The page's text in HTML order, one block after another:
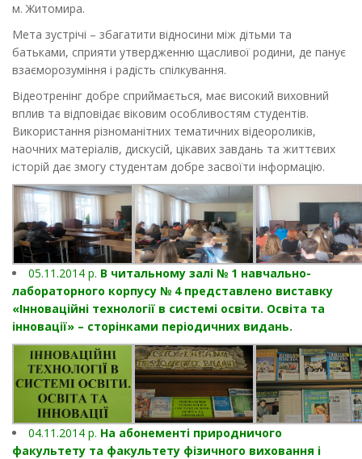
м. Житомира.
Мета зустрічі – збагатити відносини між дітьми та
батьками, сприяти утвердженню щасливої родини, де панує
взаєморозуміння і радість спілкування.
Відеотренінг добре сприймається, має високий виховний
вплив та відповідає віковим особливостям студентів.
Використання різноманітних тематичних відеороликів,
наочних матеріалів, дискусій, цікавих завдань та життєвих
історій дає змогу студентам добре засвоїти інформацію.
05.11.2014 р. В читальному залі № 1 навчально-
лабораторного корпусу № 4 представлено виставку
«Інноваційні технології в системі освіти. Освіта та
інновації» – сторінками періодичних видань.
04.11.2014 р. На абонементі природничого
факультету та факультету фізичного виховання і